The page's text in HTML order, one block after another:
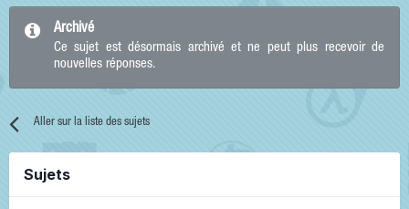
Archivé
Ce sujet est désormais archivé et ne peut plus recevoir de
nouvelles réponses.
Aller sur la liste des sujets
Sujets